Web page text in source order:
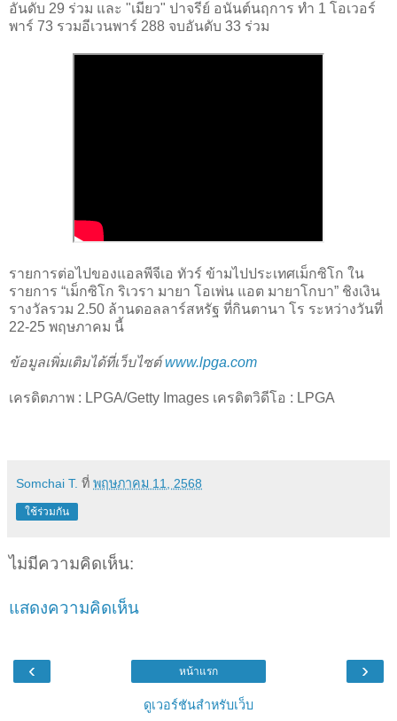
อันดับ 29 ร่วม และ "เมียว" ปาจรีย์ อนันต์นฤการ ทำ 1 โอเวอร์
พาร์ 73 รวมอีเวนพาร์ 288 จบอันดับ 33 ร่วม
รายการต่อไปของแอลพีจีเอ ทัวร์ ข้ามไปประเทศเม็กซิโก ใน
รายการ “เม็กซิโก ริเวรา มายา โอเพ่น แอต มายาโกบา” ชิงเงิน
รางวัลรวม 2.50 ล้านดอลลาร์สหรัฐ ที่กินตานา โร ระหว่างวันที่
22-25 พฤษภาคม นี้
ข้อมูลเพิ่มเติมได้ที่เว็บไซต์www.lpga.com
เครดิตภาพ : LPGA/Getty Images เครดิตวิดีโอ : LPGA
Somchai T. ที่ พฤษภาคม 11, 2568
ใช้ร่วมกัน
ไม่มีความคิดเห็น:
แสดงความคิดเห็น
‹ ›
หน้าแรก
ดูเวอร์ชันสำหรับเว็บ